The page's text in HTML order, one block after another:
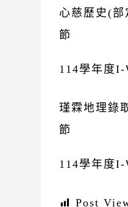
心慈歷史(
節
114學年度I-
瑾霖地理錄
節
114學年度
Post